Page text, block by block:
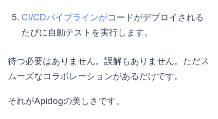
CI/CDパイプラインがコードがデプロイされる
たびに自動テストを実行します。
待つ必要はありません。誤解もありません。ただス
ムーズなコラボレーションがあるだけです。
それがApidogの美しさです。